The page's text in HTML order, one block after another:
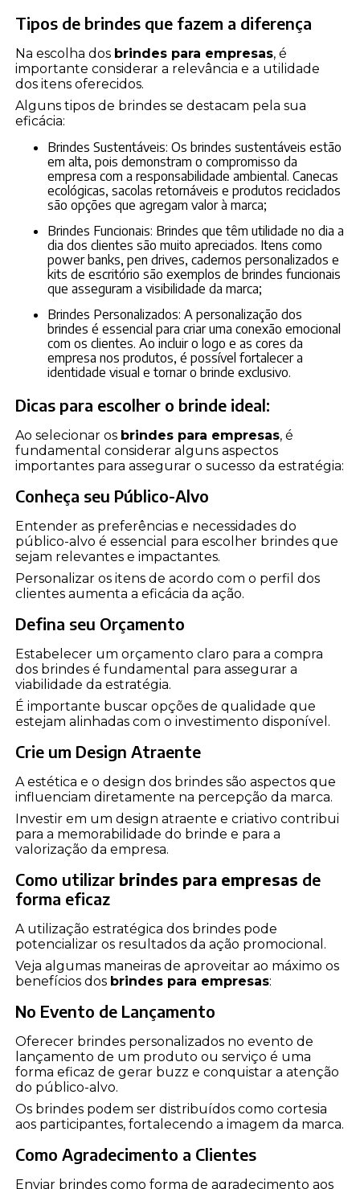
Tipos de brindes que fazem a diferença
Na escolha dos brindes para empresas, é
importante considerar a relevância e a utilidade
dos itens oferecidos.
Alguns tipos de brindes se destacam pela sua
eficácia:
Brindes Sustentáveis: Os brindes sustentáveis estão
em alta, pois demonstram o compromisso da
empresa com a responsabilidade ambiental. Canecas
ecológicas, sacolas retornáveis e produtos reciclados
são opções que agregam valor à marca;
Brindes Funcionais: Brindes que têm utilidade no dia a
dia dos clientes são muito apreciados. Itens como
power banks, pen drives, cadernos personalizados e
kits de escritório são exemplos de brindes funcionais
que asseguram a visibilidade da marca;
Brindes Personalizados: A personalização dos
brindes é essencial para criar uma conexão emocional
com os clientes. Ao incluir o logo e as cores da
empresa nos produtos, é possível fortalecer a
identidade visual e tornar o brinde exclusivo.
Dicas para escolher o brinde ideal:
Ao selecionar os brindes para empresas, é
fundamental considerar alguns aspectos
importantes para assegurar o sucesso da estratégia:
Conheça seu Público-Alvo
Entender as preferências e necessidades do
público-alvo é essencial para escolher brindes que
sejam relevantes e impactantes.
Personalizar os itens de acordo com o perfil dos
clientes aumenta a eficácia da ação.
Defina seu Orçamento
Estabelecer um orçamento claro para a compra
dos brindes é fundamental para assegurar a
viabilidade da estratégia.
É importante buscar opções de qualidade que
estejam alinhadas com o investimento disponível.
Crie um Design Atraente
A estética e o design dos brindes são aspectos que
influenciam diretamente na percepção da marca.
Investir em um design atraente e criativo contribui
para a memorabilidade do brinde e para a
valorização da empresa.
Como utilizar brindes para empresas de
forma eficaz
A utilização estratégica dos brindes pode
potencializar os resultados da ação promocional.
Veja algumas maneiras de aproveitar ao máximo os
benefícios dos brindes para empresas:
No Evento de Lançamento
Oferecer brindes personalizados no evento de
lançamento de um produto ou serviço é uma
forma eficaz de gerar buzz e conquistar a atenção
do público-alvo.
Os brindes podem ser distribuídos como cortesia
aos participantes, fortalecendo a imagem da marca.
Como Agradecimento a Clientes
Enviar brindes como forma de agradecimento aos